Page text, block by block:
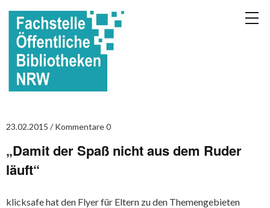
23.02.2015 Kommentare 0
„Damit der Spaß nicht aus dem Ruder
läuft“
klicksafe hat den Flyer für Eltern zu den Themengebieten